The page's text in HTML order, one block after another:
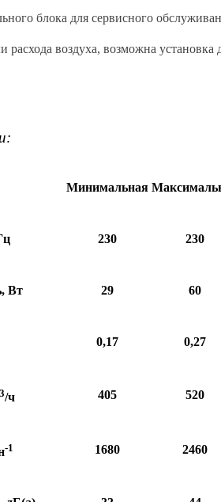
блока для сервисного
расхода воздуха, возможна установка
Минимальная
230 230
Вт 29 60
0,17 0,27
3/ч 405 520
-1 1680 2460